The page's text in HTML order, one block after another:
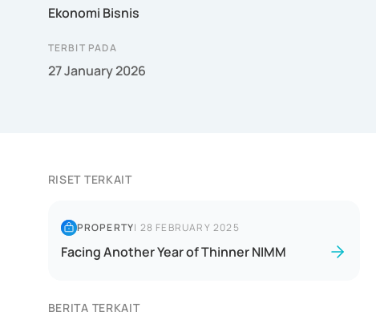
Ekonomi Bisnis
TERBIT PADA
27 January 2026
RISET TERKAIT
PROPERTY| 28 FEBRUARY 2025
Facing Another Year of Thinner NIMM
BERITA TERKAIT